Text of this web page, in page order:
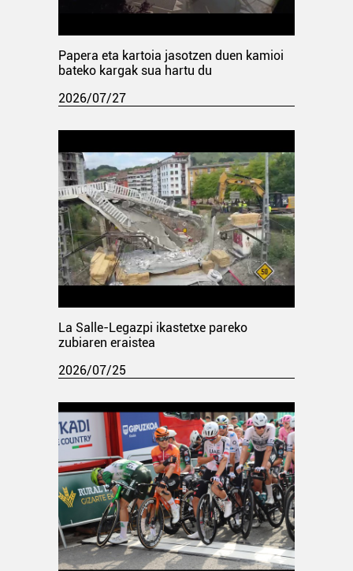
Papera eta kartoia jasotzen duen kamioi
bateko kargak sua hartu du
2026/07/27
La Salle-Legazpi ikastetxe pareko
zubiaren eraistea
2026/07/25